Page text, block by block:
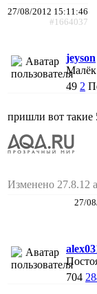
27/08/2012 15:11:46
#1664037
jeyson
Малёк
49 2
пришли вот такие
Изменено 27.8.12
27/
704